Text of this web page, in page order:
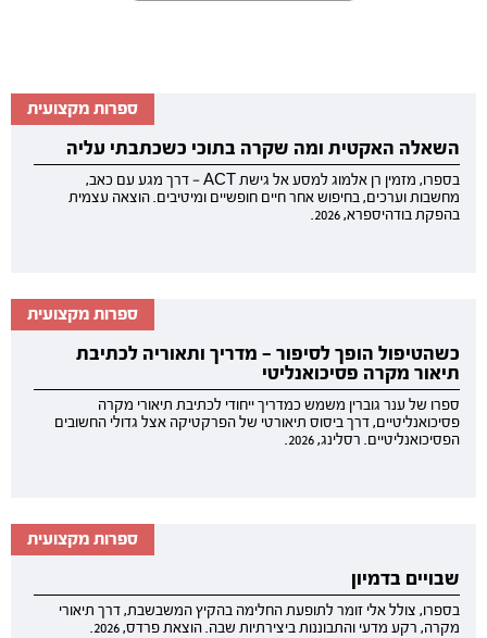
ספרות מקצועית
השאלה האקטית ומה שקרה בתוכי כשכתבתי עליה
בספרו, מזמין רן אלמוג למסע אל גישת ACT — דרך מגע עם כאב,
מחשבות וערכים, בחיפוש אחר חיים חופשיים ומיטיבים. הוצאה עצמית
בהפקת בודהיספרא, 2026.
ספרות מקצועית
כשהטיפול הופך לסיפור — מדריך ותאוריה לכתיבת
תיאור מקרה פסיכואנליטי
ספרו של ענר גוברין משמש כמדריך ייחודי לכתיבת תיאורי מקרה
פסיכואנליטיים, דרך ביסוס תיאורטי של הפרקטיקה אצל גדולי החשובים
הפסיכואנליטיים. רסלינג, 2026.
ספרות מקצועית
שבויים בדמיון
בספרו, צולל אלי זומר לתופעת החלימה בהקיץ המשבשבת, דרך תיאורי
מקרה, רקע מדעי והתבוננות ביצירתיות שבה. הוצאת פרדס, 2026.